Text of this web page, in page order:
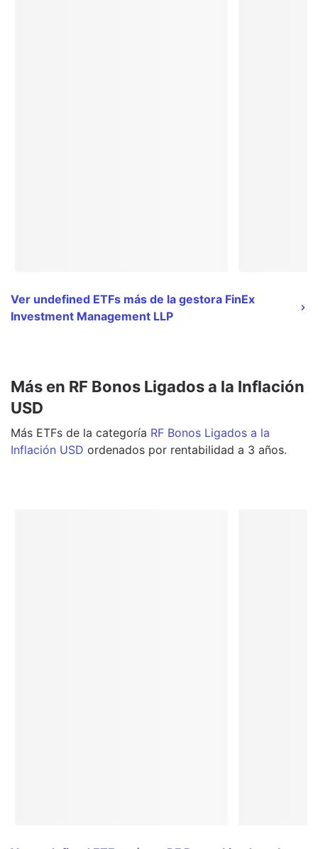
Ver undefined ETFs más de la gestora FinEx
Investment Management LLP
Más en RF Bonos Ligados a la Inflación
USD
Más ETFs de la categoría RF Bonos Ligados a la
Inflación USD ordenados por rentabilidad a 3 años.